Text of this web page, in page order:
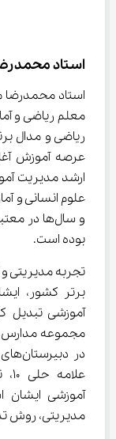
استاد
استاد محمدرضا
ریاضی و مدال
عرصه آموزش
علوم انسانی و
و سال‌ها
بوده است.
تجربه مدیریتی
آموزشی تبدیل
مجموعه مدارس
در
آموزشی
مدیریتی، روش